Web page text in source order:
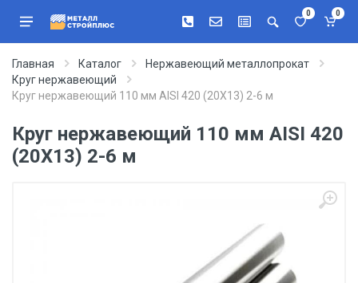
0 0
Главная Каталог
Нержавеющий металлопрокат
Круг нержавеющий
Круг нержавеющий 110 мм AISI 420 (20Х13) 2-6 м
Круг нержавеющий 110 мм AISI 420
(20Х13) 2-6 м